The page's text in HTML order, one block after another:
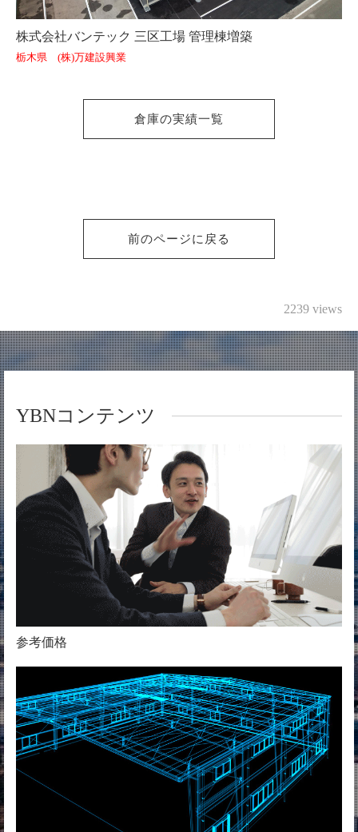
株式会社バンテック 三区工場 管理棟増築
栃木県 (株)万建設興業
倉庫の実績一覧
前のページに戻る
2239 views
YBNコンテンツ
参考価格